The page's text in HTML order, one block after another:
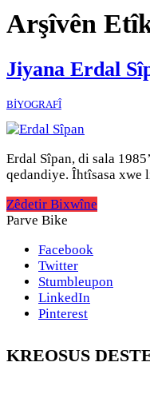
Arşîvên
Jiyana Erdal
BİYOGRAFÎ
Erdal Sîpan, di sala
qedandiye. Îhtîsasa xwe
Zêdetir Bixwîne
Parve Bike
Facebook
Twitter
Stumbleupon
LinkedIn
Pinterest
KREOSUS